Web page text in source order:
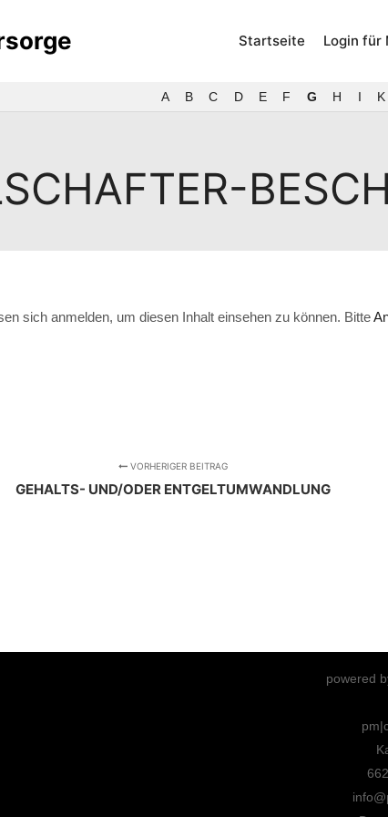
Startseite Login für
A B C D E F G H I K
sich anmelden, um diesen Inhalt einsehen zu können. Bitte
VORHERIGER BEITRAG
GEHALTS- UND/ODER ENTGELTUMWANDLUNG
powered